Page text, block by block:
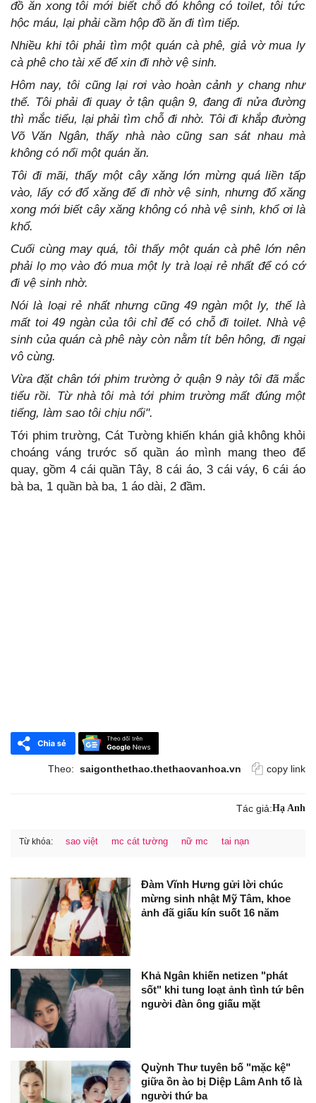
đồ ăn xong tôi mới biết chỗ đó không có toilet, tôi tức
hộc máu, lại phải cầm hộp đồ ăn đi tìm tiếp.
Nhiều khi tôi phải tìm một quán cà phê, giả vờ mua ly
cà phê cho tài xế để xin đi nhờ vệ sinh.
Hôm nay, tôi cũng lại rơi vào hoàn cảnh y chang như
thế. Tôi phải đi quay ở tận quận 9, đang đi nửa đường
thì mắc tiểu, lại phải tìm chỗ đi nhờ. Tôi đi khắp đường
Võ Văn Ngân, thấy nhà nào cũng san sát nhau mà
không có nổi một quán ăn.
Tôi đi mãi, thấy một cây xăng lớn mừng quá liền tấp
vào, lấy cớ đổ xăng để đi nhờ vệ sinh, nhưng đổ xăng
xong mới biết cây xăng không có nhà vệ sinh, khổ ơi là
khổ.
Cuối cùng may quá, tôi thấy một quán cà phê lớn nên
phải lọ mọ vào đó mua một ly trà loại rẻ nhất để có cớ
đi vệ sinh nhờ.
Nói là loại rẻ nhất nhưng cũng 49 ngàn một ly, thế là
mất toi 49 ngàn của tôi chỉ để có chỗ đi toilet. Nhà vệ
sinh của quán cà phê này còn nằm tít bên hông, đi ngại
vô cùng.
Vừa đặt chân tới phim trường ở quận 9 này tôi đã mắc
tiểu rồi. Từ nhà tôi mà tới phim trường mất đúng một
tiếng, làm sao tôi chịu nổi".
Tới phim trường, Cát Tường khiến khán giả không khỏi
choáng váng trước số quần áo mình mang theo để
quay, gồm 4 cái quần Tây, 8 cái áo, 3 cái váy, 6 cái áo
bà ba, 1 quần bà ba, 1 áo dài, 2 đầm.
Theo: saigonthethao.thethaovanhoa.vn copy link
Tác giả:Hạ Anh
Từ khóa: sao việt mc cát tường nữ mc tai nạn
Đàm Vĩnh Hưng gửi lời chúc
mừng sinh nhật Mỹ Tâm, khoe
ảnh đã giấu kín suốt 16 năm
Khả Ngân khiến netizen "phát
sốt" khi tung loạt ảnh tình tứ bên
người đàn ông giấu mặt
Quỳnh Thư tuyên bố "mặc kệ"
giữa ồn ào bị Diệp Lâm Anh tố là
người thứ ba